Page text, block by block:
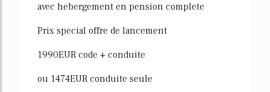
avec hebergement en pension complete
Prix special offre de lancement
1990EUR code + conduite
ou 1474EUR conduite seule